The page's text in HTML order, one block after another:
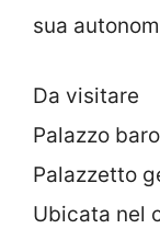
sua
Da visitare
Palazzo
Palazzetto
Ubicata nel